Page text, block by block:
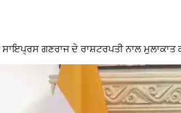
ਗਣਰਾਜ ਦੇ ਰਾਸ਼ਟਰਪਤੀ ਨਾਲ ਮੁਲਾਕਾਤ